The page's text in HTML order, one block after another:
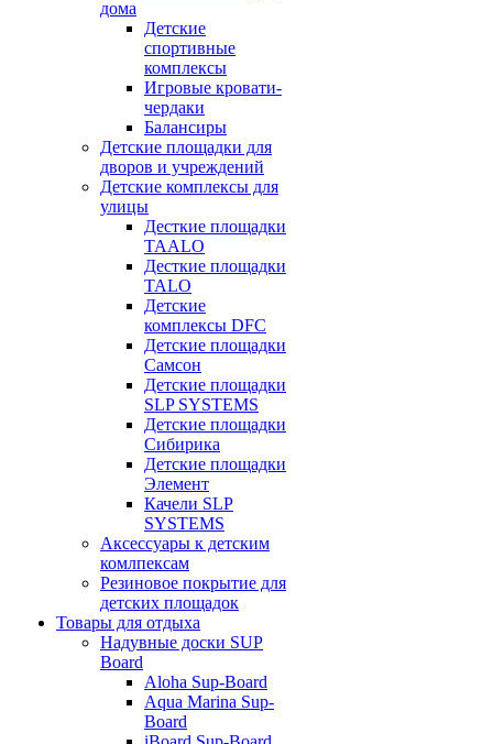
дома
Детские
спортивные
комплексы
Игровые кровати-
чердаки
Балансиры
Детские площадки для
дворов и учреждений
Детские комплексы для
улицы
Десткие площадки
TAALO
Десткие площадки
TALO
Детские
комплексы DFC
Детские площадки
Самсон
Детские площадки
SLP SYSTEMS
Детские площадки
Сибирика
Детские площадки
Элемент
Качели SLP
SYSTEMS
Аксессуары к детским
комлпексам
Резиновое покрытие для
детских площадок
Товары для отдыха
Надувные доски SUP
Board
Aloha Sup-Board
Aqua Marina Sup-
Board